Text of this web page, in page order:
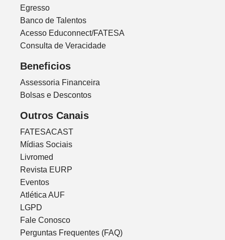
Egresso
Banco de Talentos
Acesso Educonnect/FATESA
Consulta de Veracidade
Beneficios
Assessoria Financeira
Bolsas e Descontos
Outros Canais
FATESACAST
Mídias Sociais
Livromed
Revista EURP
Eventos
Atlética AUF
LGPD
Fale Conosco
Perguntas Frequentes (FAQ)